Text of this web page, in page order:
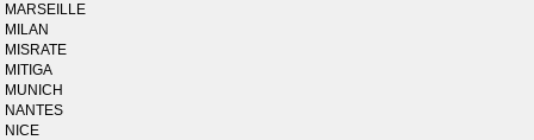
MARSEILLE
MILAN
MISRATE
MITIGA
MUNICH
NANTES
NICE